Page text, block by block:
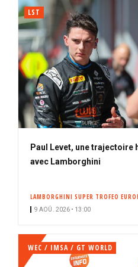
LST
Paul Levet, une
avec Lamborghini
LAMBORGHINI SUPER TROFEO
9 AOÛ. 2026 • 13:00
WEC / IMSA / GT WORLD